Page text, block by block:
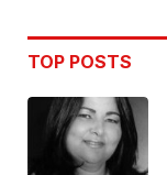
TOP POSTS